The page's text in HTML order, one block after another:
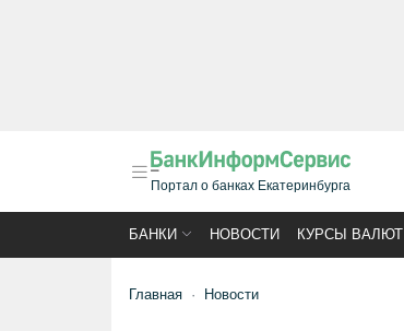
Портал о банках Екатеринбурга
БАНКИ НОВОСТИ КУРСЫ ВАЛЮТ
Главная Новости